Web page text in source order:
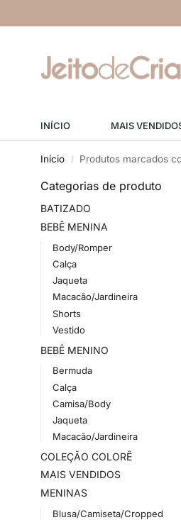
INÍCIO MAIS
Início / Produtos marcados
Categorias de produto
BATIZADO
BEBÊ MENINA
Body/Romper
Calça
Jaqueta
Macacão/Jardineira
Shorts
Vestido
BEBÊ MENINO
Bermuda
Calça
Camisa/Body
Jaqueta
Macacão/Jardineira
COLEÇÃO COLORÊ
MAIS VENDIDOS
MENINAS
Blusa/Camiseta/Cropped